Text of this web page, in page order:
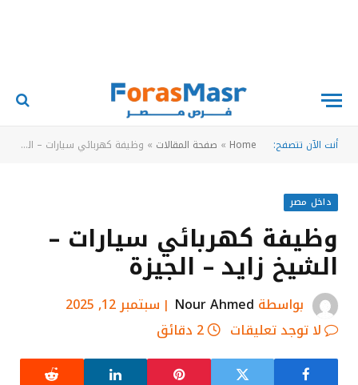
أنت الآن تتصفح: Home
» صفحة المقالات » وظيفة كهربائي سيارات – الشيخ زايد – الجيزة
داخل مصر
وظيفة كهربائي سيارات –
الشيخ زايد – الجيزة
بواسطة Nour Ahmed
سبتمبر 12, 2025
لا توجد تعليقات
2 دقائق